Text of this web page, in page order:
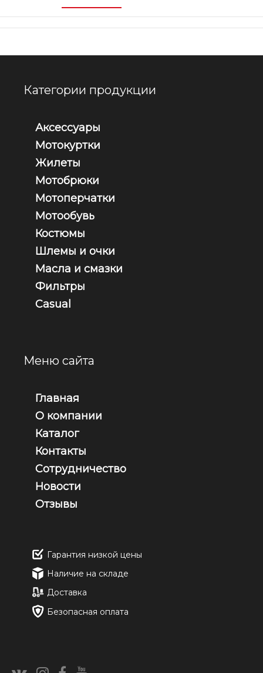
Категории продукции
Аксессуары
Мотокуртки
Жилеты
Мотобрюки
Мотоперчатки
Мотообувь
Костюмы
Шлемы и очки
Масла и смазки
Фильтры
Casual
Меню сайта
Главная
О компании
Каталог
Контакты
Сотрудничество
Новости
Отзывы
Гарантия низкой цены
Наличие на складе
Доставка
Безопасная оплата